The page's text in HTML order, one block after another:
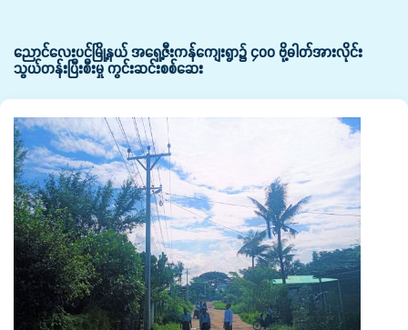
ညောင်လေးပင်မြို့နယ် အရှေ့ဇီးကန်ကျေးရွာ၌ ၄၀၀ ဗို့ဓါတ်အားလိုင်း
သွယ်တန်းပြီးစီးမှု ကွင်းဆင်းစစ်ဆေး